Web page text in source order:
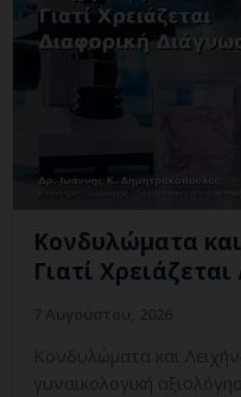
Κονδυλώματα
Γιατί
Κονδυλώματα και
γυναικολογική